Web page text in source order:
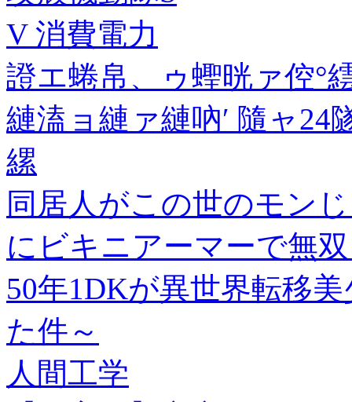
V 消費電力
證エ蜷帛、ゥ蟶晄ァ倥
縺溘ョ縺ァ縺吶′ 隨ャ
縲
同居人がこの世のモン
にビキニアーマーで無
50年1DKが異世界転移
た件～
人間工学